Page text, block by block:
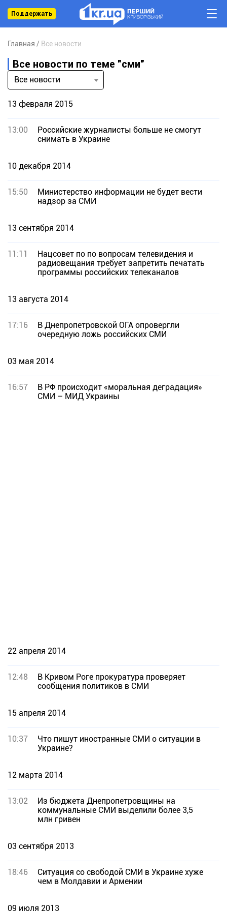
Поддержать
Главная Все новости
Все новости по теме "сми"
Все новости
13 февраля 2015
13:00
Российские журналисты больше не смогут
снимать в Украине
10 декабря 2014
15:50
Министерство информации не будет вести
надзор за СМИ
13 сентября 2014
11:11
Нацсовет по по вопросам телевидения и
радиовещания требует запретить печатать
программы российских телеканалов
13 августа 2014
17:16
В Днепропетровской ОГА опровергли
очередную ложь российских СМИ
03 мая 2014
16:57
В РФ происходит «моральная деградация»
СМИ – МИД Украины
22 апреля 2014
12:48
В Кривом Роге прокуратура проверяет
сообщения политиков в СМИ
15 апреля 2014
10:37
Что пишут иностранные СМИ о ситуации в
Украине?
12 марта 2014
13:02
Из бюджета Днепропетровщины на
коммунальные СМИ выделили более 3,5
млн гривен
03 сентября 2013
18:46
Ситуация со свободой СМИ в Украине хуже
чем в Молдавии и Армении
09 июля 2013